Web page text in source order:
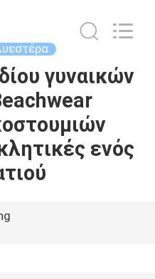
γυναικών
ενός